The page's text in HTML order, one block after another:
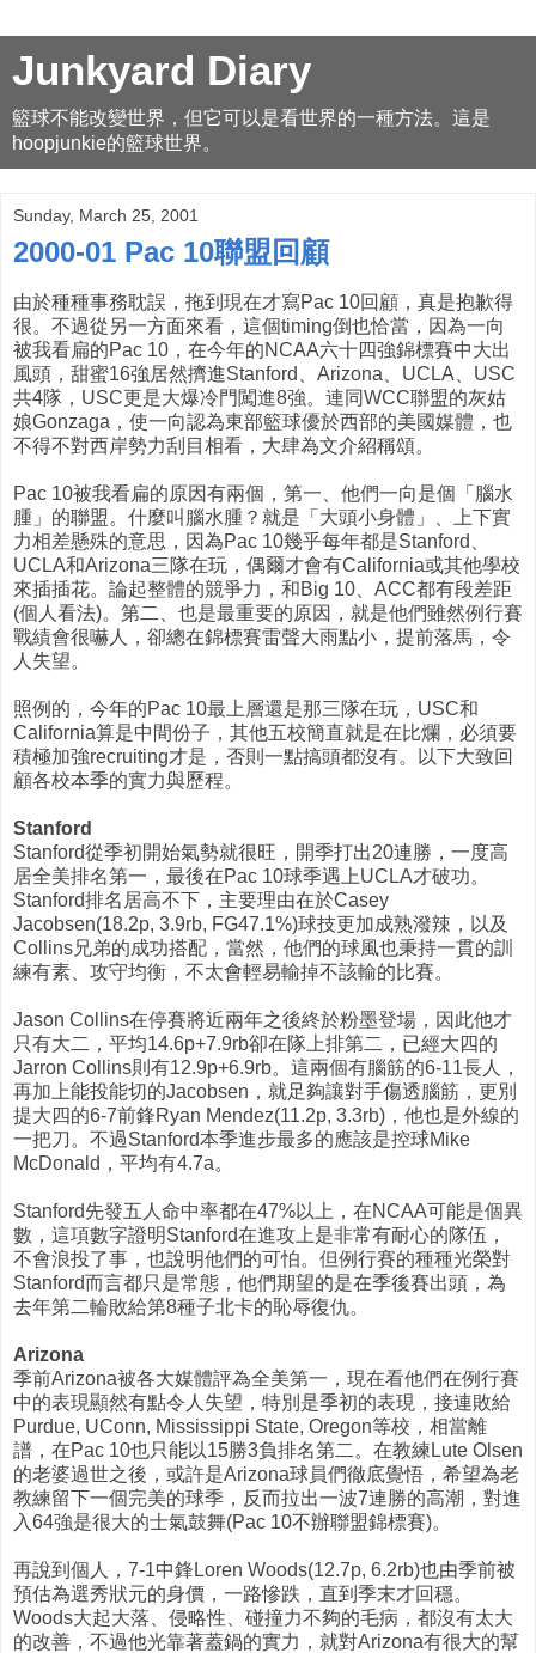
Junkyard Diary
籃球不能改變世界，但它可以是看世界的一種方法。這是
hoopjunkie的籃球世界。
Sunday, March 25, 2001
2000-01 Pac 10聯盟回顧
由於種種事務耽誤，拖到現在才寫Pac 10回顧，真是抱歉得
很。不過從另一方面來看，這個timing倒也恰當，因為一向
被我看扁的Pac 10，在今年的NCAA六十四強錦標賽中大出
風頭，甜蜜16強居然擠進Stanford、Arizona、UCLA、USC
共4隊，USC更是大爆冷門闖進8強。連同WCC聯盟的灰姑
娘Gonzaga，使一向認為東部籃球優於西部的美國媒體，也
不得不對西岸勢力刮目相看，大肆為文介紹稱頌。
Pac 10被我看扁的原因有兩個，第一、他們一向是個「腦水
腫」的聯盟。什麼叫腦水腫？就是「大頭小身體」、上下實
力相差懸殊的意思，因為Pac 10幾乎每年都是Stanford、
UCLA和Arizona三隊在玩，偶爾才會有California或其他學校
來插插花。論起整體的競爭力，和Big 10、ACC都有段差距
(個人看法)。第二、也是最重要的原因，就是他們雖然例行賽
戰績會很嚇人，卻總在錦標賽雷聲大雨點小，提前落馬，令
人失望。
照例的，今年的Pac 10最上層還是那三隊在玩，USC和
California算是中間份子，其他五校簡直就是在比爛，必須要
積極加強recruiting才是，否則一點搞頭都沒有。以下大致回
顧各校本季的實力與歷程。
Stanford
Stanford從季初開始氣勢就很旺，開季打出20連勝，一度高
居全美排名第一，最後在Pac 10球季遇上UCLA才破功。
Stanford排名居高不下，主要理由在於Casey
Jacobsen(18.2p, 3.9rb, FG47.1%)球技更加成熟潑辣，以及
Collins兄弟的成功搭配，當然，他們的球風也秉持一貫的訓
練有素、攻守均衡，不太會輕易輸掉不該輸的比賽。
Jason Collins在停賽將近兩年之後終於粉墨登場，因此他才
只有大二，平均14.6p+7.9rb卻在隊上排第二，已經大四的
Jarron Collins則有12.9p+6.9rb。這兩個有腦筋的6-11長人，
再加上能投能切的Jacobsen，就足夠讓對手傷透腦筋，更別
提大四的6-7前鋒Ryan Mendez(11.2p, 3.3rb)，他也是外線的
一把刀。不過Stanford本季進步最多的應該是控球Mike
McDonald，平均有4.7a。
Stanford先發五人命中率都在47%以上，在NCAA可能是個異
數，這項數字證明Stanford在進攻上是非常有耐心的隊伍，
不會浪投了事，也說明他們的可怕。但例行賽的種種光榮對
Stanford而言都只是常態，他們期望的是在季後賽出頭，為
去年第二輪敗給第8種子北卡的恥辱復仇。
Arizona
季前Arizona被各大媒體評為全美第一，現在看他們在例行賽
中的表現顯然有點令人失望，特別是季初的表現，接連敗給
Purdue, UConn, Mississippi State, Oregon等校，相當離
譜，在Pac 10也只能以15勝3負排名第二。在教練Lute Olsen
的老婆過世之後，或許是Arizona球員們徹底覺悟，希望為老
教練留下一個完美的球季，反而拉出一波7連勝的高潮，對進
入64強是很大的士氣鼓舞(Pac 10不辦聯盟錦標賽)。
再說到個人，7-1中鋒Loren Woods(12.7p, 6.2rb)也由季前被
預估為選秀狀元的身價，一路慘跌，直到季末才回穩。
Woods大起大落、侵略性、碰撞力不夠的毛病，都沒有太大
的改善，不過他光靠著蓋鍋的實力，就對Arizona有很大的幫